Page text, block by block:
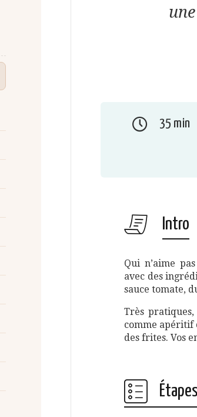
35 min
Intro
Qui n’aime
avec des
sauce tomate,
Très
comme apéritif
des frites. Vos
Étapes